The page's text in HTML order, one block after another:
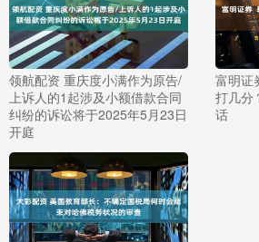
领航配资 重庆度小满作为原告/
上诉人的1起涉及小额借款合同
纠纷的诉讼将于2025年5月23日
开庭
富明证
打几分
话